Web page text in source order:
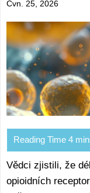
Čvn. 25, 2026
Vědci zjistili, že
opioidních